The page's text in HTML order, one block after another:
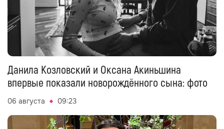
Данила Козловский и Оксана Акиньшина
впервые показали новорождённого сына: фото
06 августа 09:23